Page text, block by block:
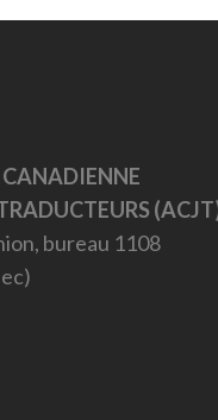
bureau 1108